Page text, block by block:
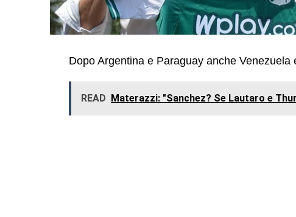
Dopo Argentina e Paraguay anche
READ Materazzi: "Sanchez? Se Lautaro e